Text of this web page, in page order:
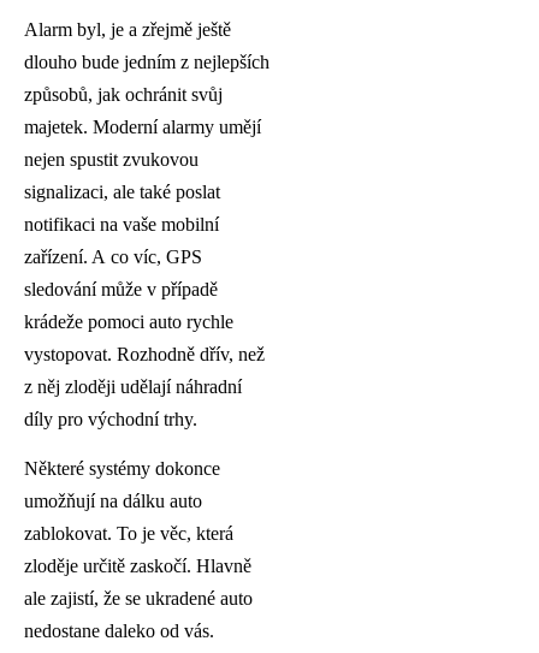
Alarm byl, je a zřejmě ještě
dlouho bude jedním z nejlepších
způsobů, jak ochránit svůj
majetek. Moderní alarmy umějí
nejen spustit zvukovou
signalizaci, ale také poslat
notifikaci na vaše mobilní
zařízení. A co víc, GPS
sledování může v případě
krádeže pomoci auto rychle
vystopovat. Rozhodně dřív, než
z něj zloději udělají náhradní
díly pro východní trhy.
Některé systémy dokonce
umožňují na dálku auto
zablokovat. To je věc, která
zloděje určitě zaskočí. Hlavně
ale zajistí, že se ukradené auto
nedostane daleko od vás.